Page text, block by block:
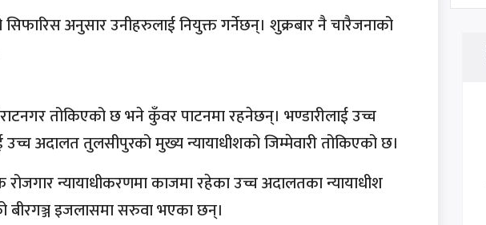
सिफारिस अनुसार उनीहरुलाई नियुक्त गर्नेछन्। शुक्रबार नै चारैजनाको
तोकिएको छ भने कुँवर पाटनमा रहनेछन्। भण्डारीलाई उच्च
उच्च अदालत तुलसीपुरको मुख्य न्यायाधीशको जिम्मेवारी तोकिएको छ।
न्यायाधीकरणमा काजमा रहेका उच्च अदालतका न्यायाधीश
बीरगञ्ज इजलासमा सरुवा भएका छन्।